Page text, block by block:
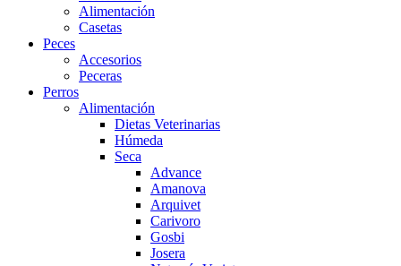
Alimentación
Casetas
Peces
Accesorios
Peceras
Perros
Alimentación
Dietas Veterinarias
Húmeda
Seca
Advance
Amanova
Arquivet
Carivoro
Gosbi
Josera